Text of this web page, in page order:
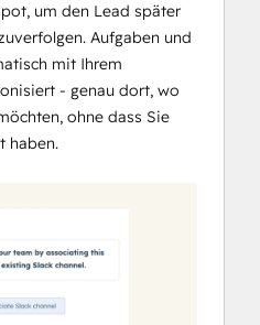
um den Lead später
Aufgaben und
mit Ihrem
- genau dort, wo
ohne dass Sie
haben.